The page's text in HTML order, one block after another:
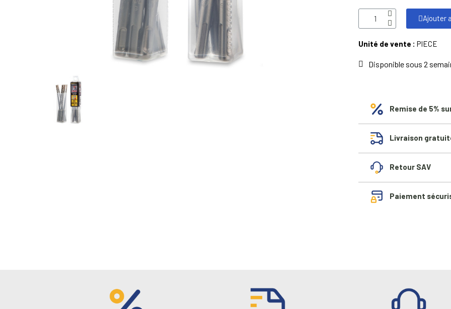
Ajouter
Unité de vente : PIECE
Disponible sous 2
Remise de 5%
Livraison
Retour SAV
Paiement